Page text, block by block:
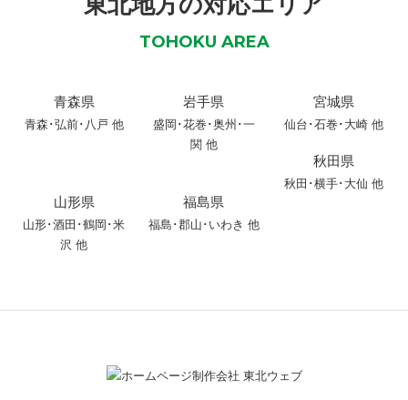
TOHOKU AREA
青森県
青森 ･弘前･ 八戸 他
岩手県
盛岡 ･花巻 ･奥州 ･一
関 他
宮城県
仙台･石巻･大崎 他
秋田県
秋田 ･横手･ 大仙 他
山形県
山形･酒田 ･鶴岡 ･米
沢 他
福島県
福島･郡山･いわき 他